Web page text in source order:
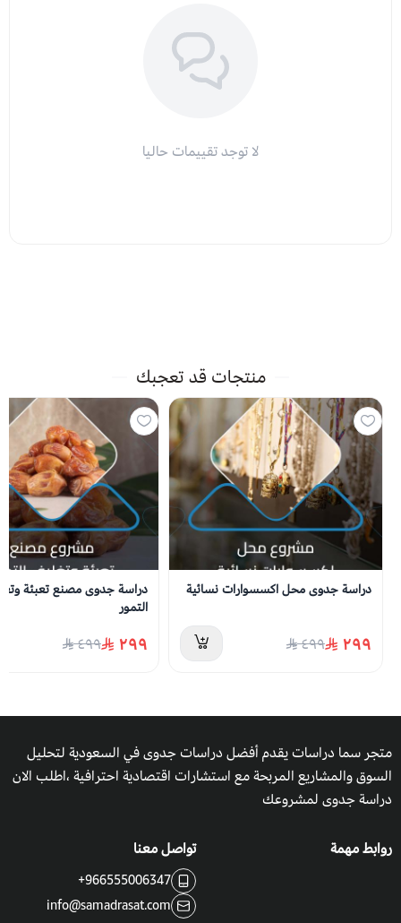
لا توجد تقييمات حاليا
منتجات قد تعجبك
دراسة جدوى محل اكسسوارات نسائية
٢٩٩ ٤٩٩
دراسة جدوى مصنع تعبئة
التمور
٢٩٩ ٤٩٩
متجر سما دراسات يقدم أفضل دراسات جدوى في السعودية لتحليل
السوق والمشاريع المربحة مع استشارات اقتصادية احترافية ،اطلب الان
دراسة جدوى لمشروعك
روابط مهمة تواصل معنا
+966555006347
info@samadrasat.com